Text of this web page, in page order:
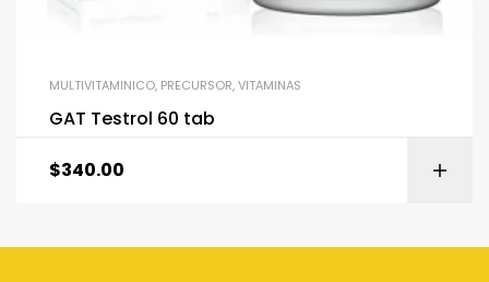
MULTIVITAMINICO, PRECURSOR,VITAMINAS
GAT Testrol 60 tab
$340.00